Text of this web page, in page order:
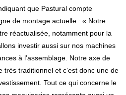
que Pastural compte
de montage actuelle : « Notre
réactualisée, notamment pour la
investir aussi sur nos machines
à l’assemblage. Notre axe de
très traditionnel et c’est donc une de
Tout ce qui concerne le